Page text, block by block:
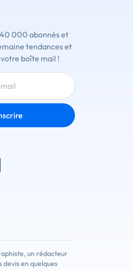
000 abonnés et
tendances et
boîte mail !
un rédacteur
en quelques